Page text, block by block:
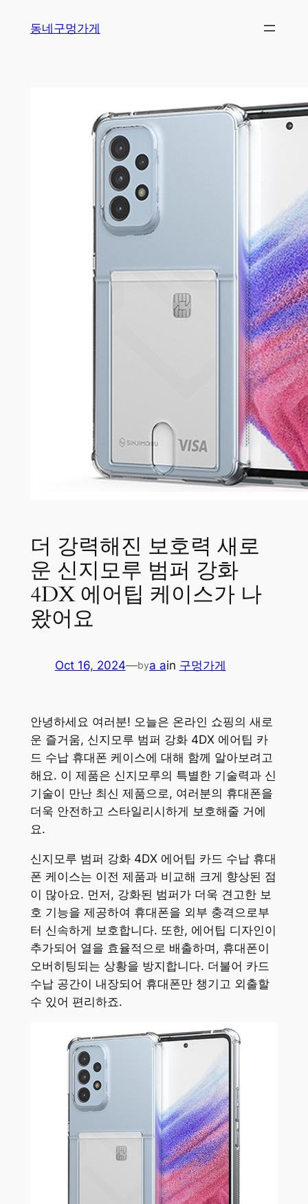
동네구멍가게
더 강력해진 보호력 새로
운 신지모루 범퍼 강화
4DX 에어팁 케이스가 나
왔어요
Oct 16, 2024—bya ain 구멍가게
안녕하세요 여러분! 오늘은 온라인 쇼핑의 새로
운 즐거움, 신지모루 범퍼 강화 4DX 에어팁 카
드 수납 휴대폰 케이스에 대해 함께 알아보려고
해요. 이 제품은 신지모루의 특별한 기술력과 신
기술이 만난 최신 제품으로, 여러분의 휴대폰을
더욱 안전하고 스타일리시하게 보호해줄 거에
요.
신지모루 범퍼 강화 4DX 에어팁 카드 수납 휴대
폰 케이스는 이전 제품과 비교해 크게 향상된 점
이 많아요. 먼저, 강화된 범퍼가 더욱 견고한 보
호 기능을 제공하여 휴대폰을 외부 충격으로부
터 신속하게 보호합니다. 또한, 에어팁 디자인이
추가되어 열을 효율적으로 배출하며, 휴대폰이
오버히팅되는 상황을 방지합니다. 더불어 카드
수납 공간이 내장되어 휴대폰만 챙기고 외출할
수 있어 편리하죠.